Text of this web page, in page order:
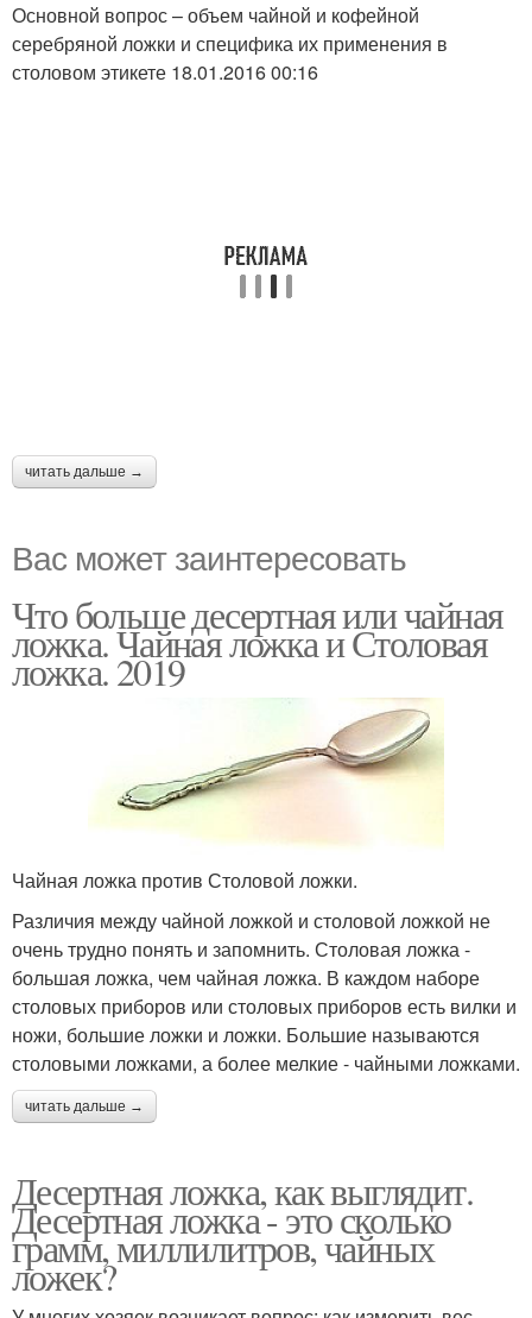
Основной вопрос – объем чайной и кофейной
серебряной ложки и специфика их применения в
столовом этикете 18.01.2016 00:16
читать дальше →
Вас может заинтересовать
Что больше десертная или чайная
ложка. Чайная ложка и Столовая
ложка. 2019
Чайная ложка против Столовой ложки.
Различия между чайной ложкой и столовой ложкой не
очень трудно понять и запомнить. Столовая ложка -
большая ложка, чем чайная ложка. В каждом наборе
столовых приборов или столовых приборов есть вилки и
ножи, большие ложки и ложки. Большие называются
столовыми ложками, а более мелкие - чайными ложками.
читать дальше →
Десертная ложка, как выглядит.
Десертная ложка - это сколько
грамм, миллилитров, чайных
ложек?